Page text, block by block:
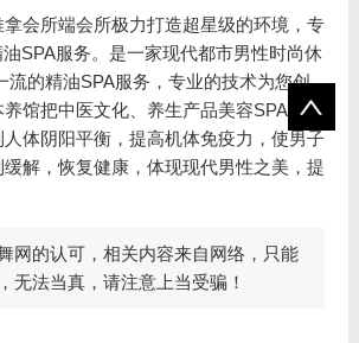
拿会所端会所极力打造超星级的环境，专
SPA服务。是一家现代都市男性时尚休
流的精油SPA服务，专业的技术为您创
馆把中医文化、养生产品美容SPA，减
体阴阳平衡，提高机体免疫力，使男子
解，恢复健康，体现现代男性之美，提
网的认可，相关内容来自网络，只能
无法当真，请注意上当受骗！